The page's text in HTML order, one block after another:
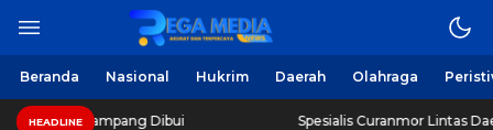
Beranda Nasional Hukrim Daerah Olahraga
HEADLINE
Dibui Spesialis Curanmor Lintas Daerah